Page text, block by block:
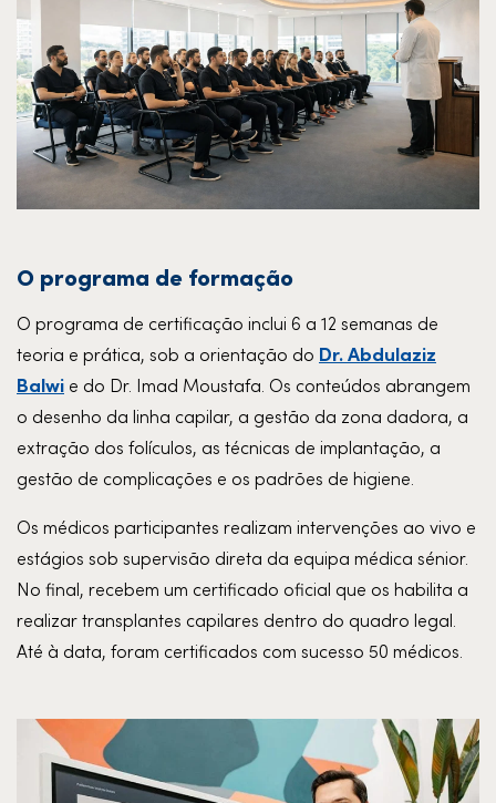
O programa de formação
O programa de certificação inclui 6 a 12 semanas de
teoria e prática, sob a orientação do Dr. Abdulaziz
Balwi e do Dr. Imad Moustafa. Os conteúdos abrangem
o desenho da linha capilar, a gestão da zona dadora, a
extração dos folículos, as técnicas de implantação, a
gestão de complicações e os padrões de higiene.
Os médicos participantes realizam intervenções ao vivo e
estágios sob supervisão direta da equipa médica sénior.
No final, recebem um certificado oficial que os habilita a
realizar transplantes capilares dentro do quadro legal.
Até à data, foram certificados com sucesso 50 médicos.